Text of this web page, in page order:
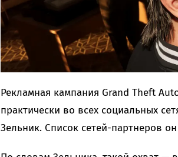
Рекламная кампания Grand Theft
практически во всех социальных
Зельник. Список сетей-партнеров